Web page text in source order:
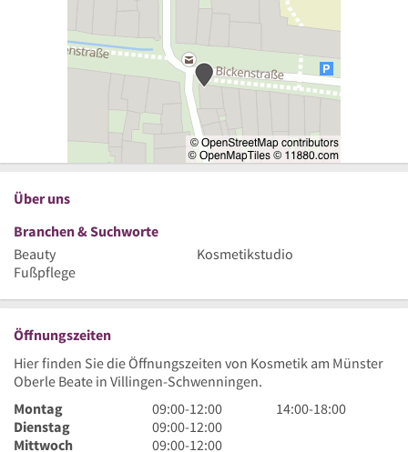
Über uns
Branchen & Suchworte
Beauty
Kosmetikstudio
Fußpflege
Öffnungszeiten
Hier finden Sie die Öffnungszeiten von Kosmetik am Münster
Oberle Beate in Villingen-Schwenningen.
Montag
9
Uhr
bis
09:00-12:00
14
14:00-18:00
Dienstag
9
Uhr
09:00-12:00
Mittwoch
9
09:00-12:00